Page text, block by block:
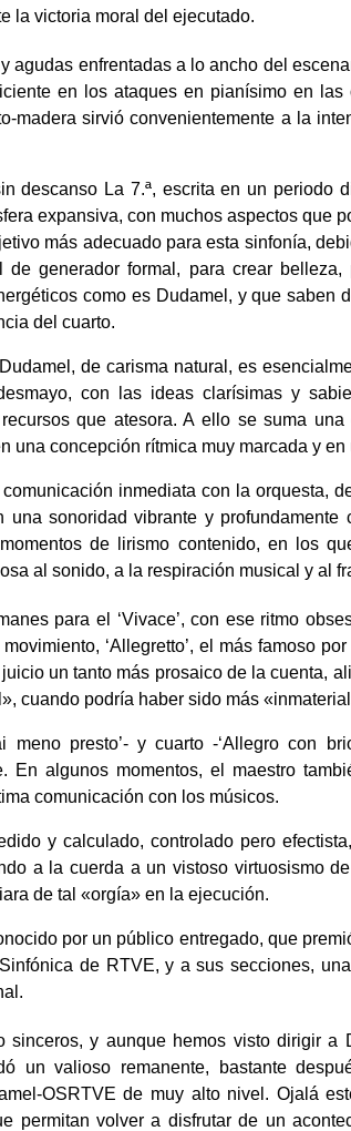
la victoria moral del ejecutado.
enfrentadas a lo ancho del
en los ataques en pianísimo en
madera sirvió convenientemente a la
descanso La 7.ª, escrita en un periodo
expansiva, con muchos aspectos que
más adecuado para esta sinfonía,
generador formal, para crear
como es Dudamel, y que saben
del cuarto.
de carisma natural, es
con las ideas clarísimas y
que atesora. A ello se suma una
una concepción rítmica muy marcada y
inmediata con la orquesta,
sonoridad vibrante y profundamente
de lirismo contenido, en los
al sonido, a la respiración musical y al
para el ‘Vivace’, con ese ritmo
‘Allegretto’, el más famoso
un tanto más prosaico de la cuenta,
cuando podría haber sido más
presto’- y cuarto -‘Allegro con
En algunos momentos, el maestro
comunicación con los músicos.
y calculado, controlado pero
a la cuerda a un vistoso virtuosismo
de tal «orgía» en la ejecución.
por un público entregado, que
de RTVE, y a sus secciones,
y aunque hemos visto dirigir a
un valioso remanente, bastante
OSRTVE de muy alto nivel. Ojalá
permitan volver a disfrutar de un